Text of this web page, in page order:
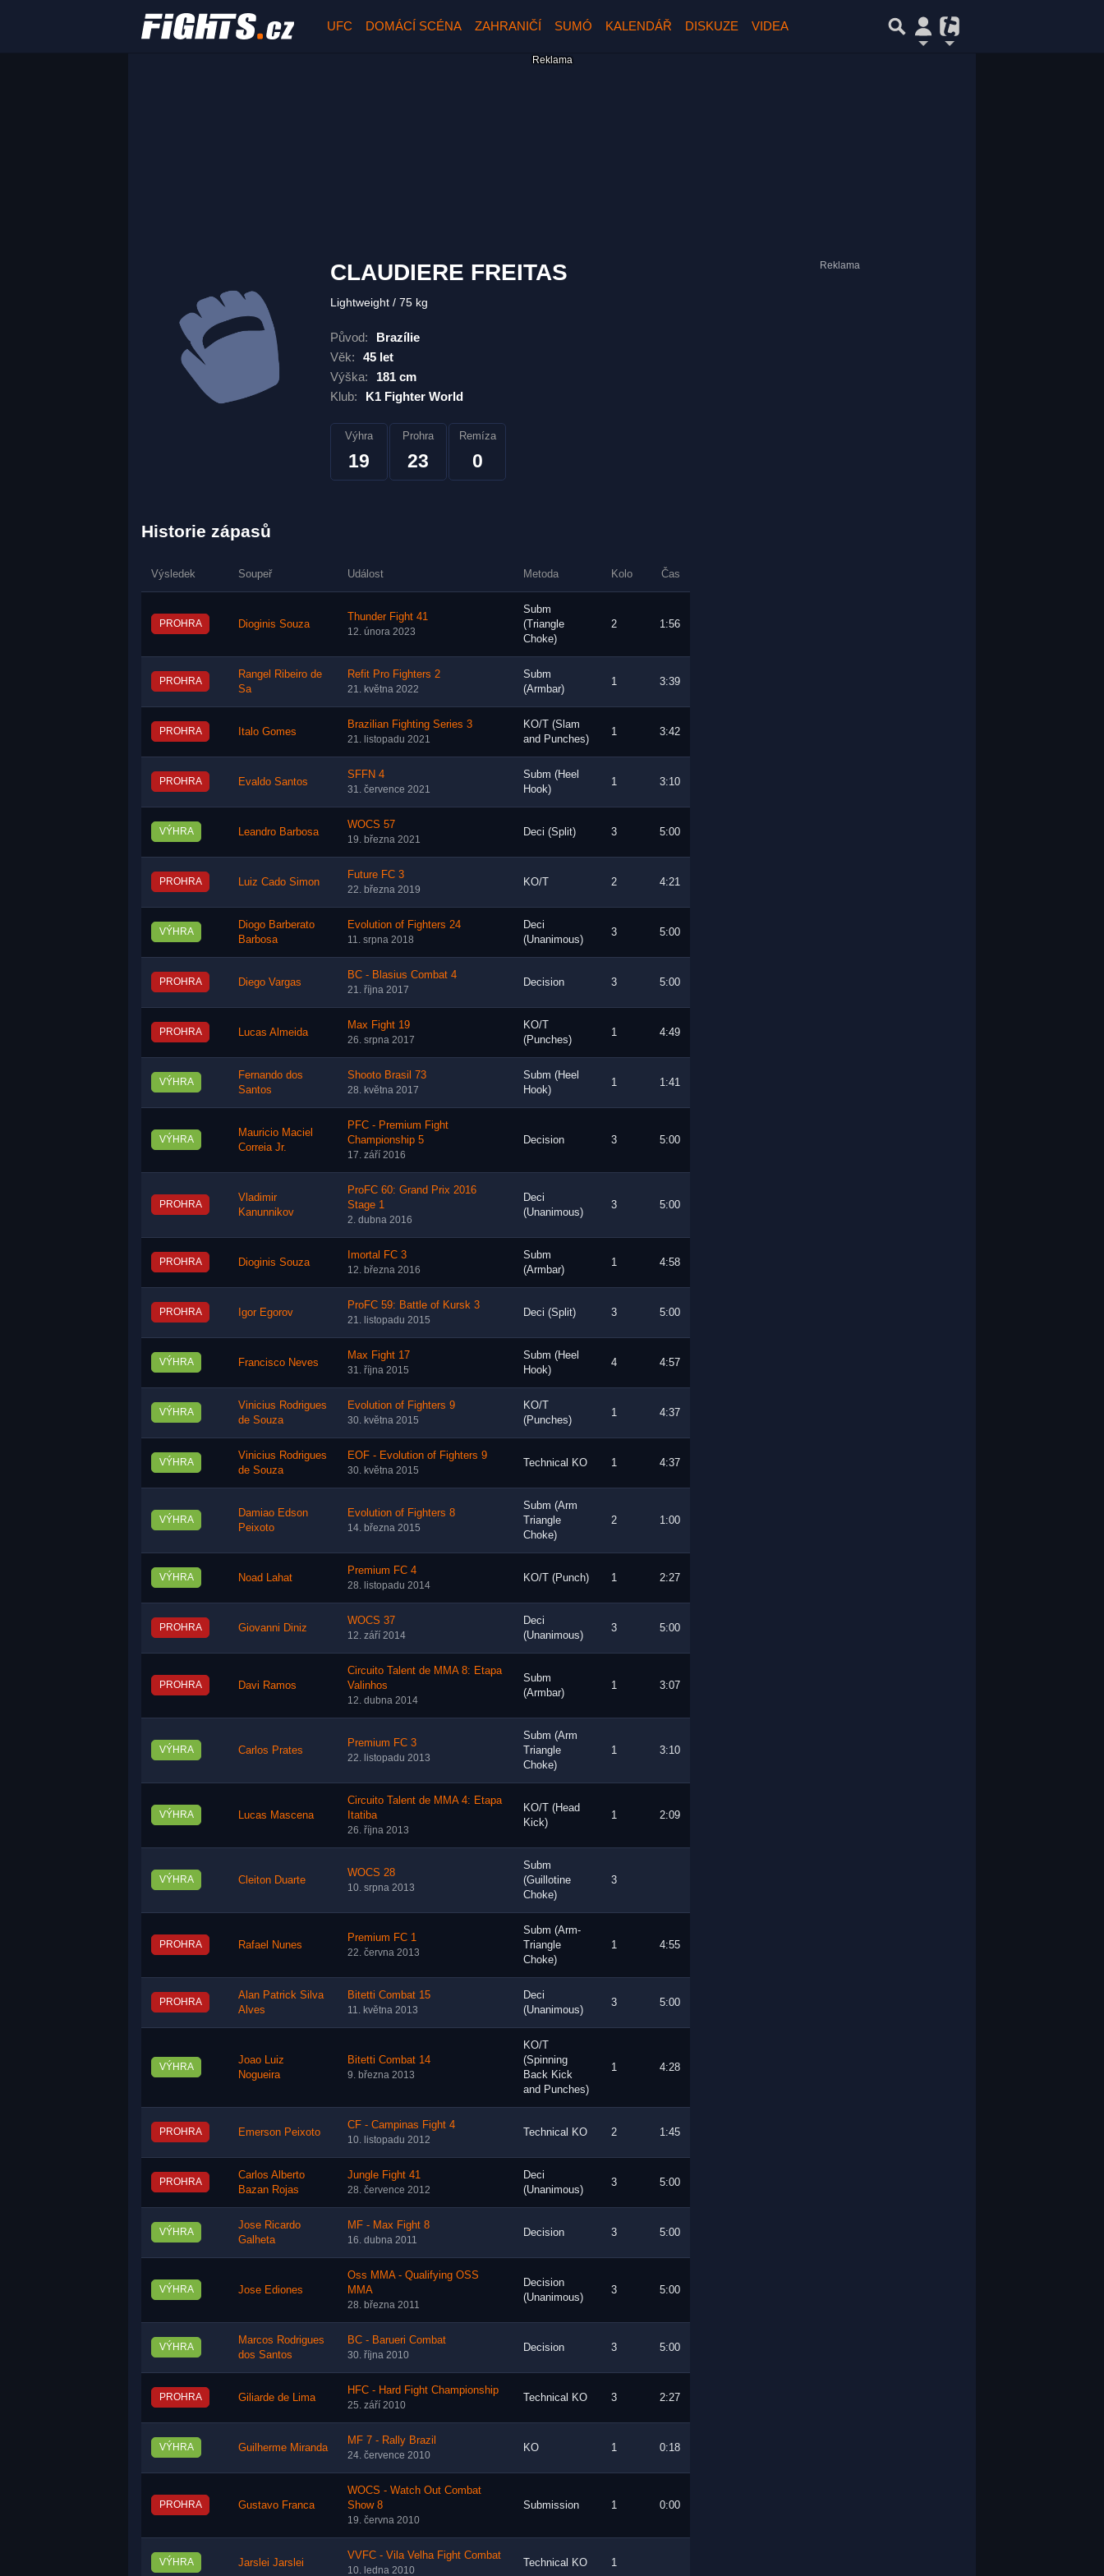
UFC DOMÁCÍ SCÉNA ZAHRANIČÍ SUMÓ KALENDÁŘ DISKUZE VIDEA
CLAUDIERE FREITAS
Lightweight 75 kg
Původ:
Brazílie
Věk:
45 let
Výška:
181 cm
Klub:
K1 Fighter World
Výhra
19
Prohra
23
Remíza
0
Historie zápasů
Výsledek Soupeř Událost Metoda Kolo Čas
PROHRA Dioginis Souza
Thunder Fight 41
12. února 2023
Subm
(Triangle
Choke)
2 1:56
PROHRA
Rangel Ribeiro de
Sa
Refit Pro Fighters 2
21. května 2022
Subm
(Armbar)
1 3:39
PROHRA Italo Gomes
Brazilian Fighting Series 3
21. listopadu 2021
KO/T (Slam
and Punches)
1 3:42
PROHRA Evaldo Santos
SFFN 4
31. července 2021
Subm (Heel
Hook)
1 3:10
VÝHRA Leandro Barbosa
WOCS 57
19. března 2021
Deci (Split) 3 5:00
PROHRA Luiz Cado Simon
Future FC 3
22. března 2019
KO/T 2 4:21
VÝHRA
Diogo Barberato
Barbosa
Evolution of Fighters 24
11. srpna 2018
Deci
(Unanimous)
3 5:00
PROHRA Diego Vargas
BC - Blasius Combat 4
21. října 2017
Decision 3 5:00
PROHRA Lucas Almeida
Max Fight 19
26. srpna 2017
KO/T
(Punches)
1 4:49
VÝHRA
Fernando dos
Santos
Shooto Brasil 73
28. května 2017
Subm (Heel
Hook)
1 1:41
VÝHRA
Mauricio Maciel
Correia Jr.
PFC - Premium Fight
Championship 5
17. září 2016
Decision 3 5:00
PROHRA
Vladimir
Kanunnikov
ProFC 60: Grand Prix 2016
Stage 1
2. dubna 2016
Deci
(Unanimous)
3 5:00
PROHRA Dioginis Souza
Imortal FC 3
12. března 2016
Subm
(Armbar)
1 4:58
PROHRA Igor Egorov
ProFC 59: Battle of Kursk 3
21. listopadu 2015
Deci (Split) 3 5:00
VÝHRA Francisco Neves
Max Fight 17
31. října 2015
Subm (Heel
Hook)
4 4:57
VÝHRA
Vinicius Rodrigues
de Souza
Evolution of Fighters 9
30. května 2015
KO/T
(Punches)
1 4:37
VÝHRA
Vinicius Rodrigues
de Souza
EOF - Evolution of Fighters 9
30. května 2015
Technical KO 1 4:37
VÝHRA
Damiao Edson
Peixoto
Evolution of Fighters 8
14. března 2015
Subm (Arm
Triangle
Choke)
2 1:00
VÝHRA Noad Lahat
Premium FC 4
28. listopadu 2014
KO/T (Punch) 1 2:27
PROHRA Giovanni Diniz
WOCS 37
12. září 2014
Deci
(Unanimous)
3 5:00
PROHRA Davi Ramos
Circuito Talent de MMA 8: Etapa
Valinhos
12. dubna 2014
Subm
(Armbar)
1 3:07
VÝHRA Carlos Prates
Premium FC 3
22. listopadu 2013
Subm (Arm
Triangle
Choke)
1 3:10
VÝHRA Lucas Mascena
Circuito Talent de MMA 4: Etapa
Itatiba
26. října 2013
KO/T (Head
Kick)
1 2:09
VÝHRA Cleiton Duarte
WOCS 28
10. srpna 2013
Subm
(Guillotine
Choke)
3
PROHRA Rafael Nunes
Premium FC 1
22. června 2013
Subm (Arm-
Triangle
Choke)
1 4:55
PROHRA
Alan Patrick Silva
Alves
Bitetti Combat 15
11. května 2013
Deci
(Unanimous)
3 5:00
VÝHRA
Joao Luiz
Nogueira
Bitetti Combat 14
9. března 2013
KO/T
(Spinning
Back Kick
and Punches)
1 4:28
PROHRA Emerson Peixoto
CF - Campinas Fight 4
10. listopadu 2012
Technical KO 2 1:45
PROHRA
Carlos Alberto
Bazan Rojas
Jungle Fight 41
28. července 2012
Deci
(Unanimous)
3 5:00
VÝHRA
Jose Ricardo
Galheta
MF - Max Fight 8
16. dubna 2011
Decision 3 5:00
VÝHRA Jose Ediones
Oss MMA - Qualifying OSS
MMA
28. března 2011
Decision
(Unanimous)
3 5:00
VÝHRA
Marcos Rodrigues
dos Santos
BC - Barueri Combat
30. října 2010
Decision 3 5:00
PROHRA Giliarde de Lima
HFC - Hard Fight Championship
25. září 2010
Technical KO 3 2:27
VÝHRA Guilherme Miranda
MF 7 - Rally Brazil
24. července 2010
KO 1 0:18
PROHRA Gustavo Franca
WOCS - Watch Out Combat
Show 8
19. června 2010
Submission 1 0:00
VÝHRA Jarslei Jarslei
VVFC - Vila Velha Fight Combat
10. ledna 2010
Technical KO 1